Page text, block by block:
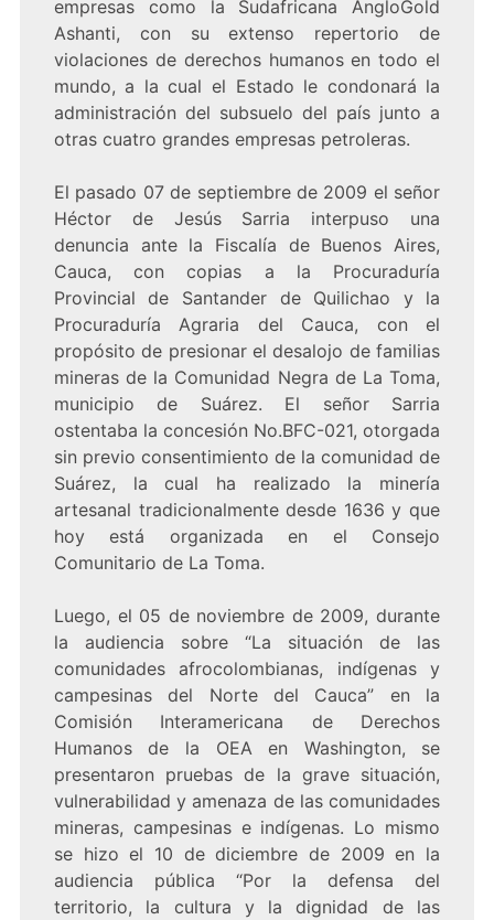
empresas como la Sudafricana AngloGold
Ashanti, con su extenso repertorio de
violaciones de derechos humanos en todo el
mundo, a la cual el Estado le condonará la
administración del subsuelo del país junto a
otras cuatro grandes empresas petroleras.
El pasado 07 de septiembre de 2009 el señor
Héctor de Jesús Sarria interpuso una
denuncia ante la Fiscalía de Buenos Aires,
Cauca, con copias a la Procuraduría
Provincial de Santander de Quilichao y la
Procuraduría Agraria del Cauca, con el
propósito de presionar el desalojo de familias
mineras de la Comunidad Negra de La Toma,
municipio de Suárez. El señor Sarria
ostentaba la concesión No.BFC-021, otorgada
sin previo consentimiento de la comunidad de
Suárez, la cual ha realizado la minería
artesanal tradicionalmente desde 1636 y que
hoy está organizada en el Consejo
Comunitario de La Toma.
Luego, el 05 de noviembre de 2009, durante
la audiencia sobre “La situación de las
comunidades afrocolombianas, indígenas y
campesinas del Norte del Cauca” en la
Comisión Interamericana de Derechos
Humanos de la OEA en Washington, se
presentaron pruebas de la grave situación,
vulnerabilidad y amenaza de las comunidades
mineras, campesinas e indígenas. Lo mismo
se hizo el 10 de diciembre de 2009 en la
audiencia pública “Por la defensa del
territorio, la cultura y la dignidad de las